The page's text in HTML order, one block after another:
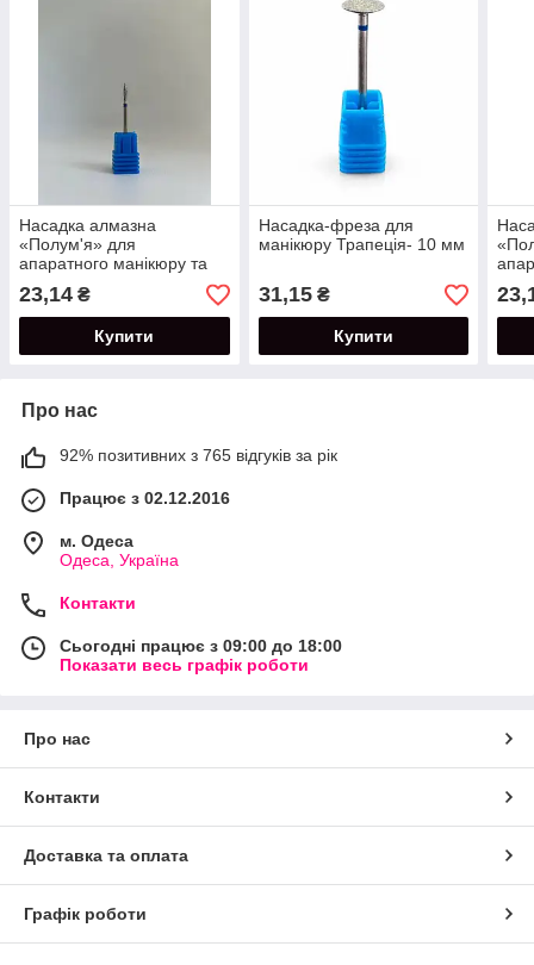
Насадка алмазна
«Полум'я» для
апаратного манікюру та
педикюру №02
23,14 ₴
Купити
Насадка-фреза для
манікюру Трапеція- 10 мм
31,15₴
Купити
Про нас
92% позитивних з 765 відгуків за рік
Працює з 02.12.2016
м. Одеса
Одеса, Україна
Контакти
Сьогодні працює з 09:00 до 18:00
Показати весь графік роботи
Про нас
Контакти
Доставка та оплата
Графік роботи